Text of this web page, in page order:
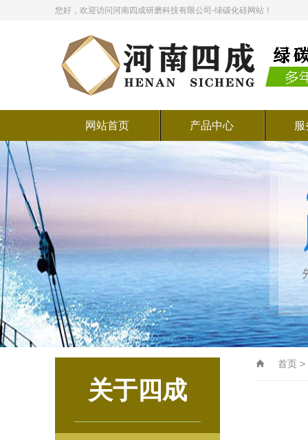
您好，欢迎访问河南四成研磨科技有限公司-绿碳化硅网站！
网站首页 产品中心
关于四成
首页 >